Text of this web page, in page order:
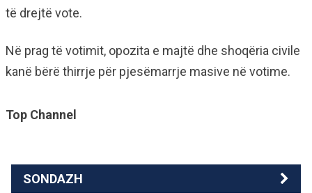
të drejtë vote.
Në prag të votimit, opozita e majtë dhe shoqëria civile
kanë bërë thirrje për pjesëmarrje masive në votime.
Top Channel
SONDAZH